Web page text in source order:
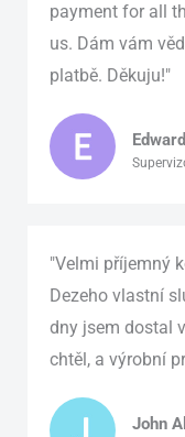
payment for all
us. Dám vám
platbě. Děkuju!"
"Velmi příjemný
Dezeho vlastní
dny jsem dostal
chtěl, a výrobní
John